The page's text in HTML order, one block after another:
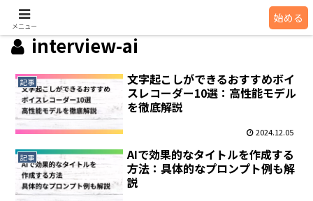
interview-ai
記事
文字起こしができるおすすめボイ
スレコーダー10選：高性能モデル
を徹底解説
2024.12.05
記事
AIで効果的なタイトルを作成する
方法：具体的なプロンプト例も解
説
メニュー
始める